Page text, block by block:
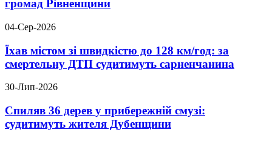
громад Рівненщини
04-Сер-2026
Їхав містом зі швидкістю до 128 км/год: за
смертельну ДТП судитимуть сарненчанина
30-Лип-2026
Спиляв 36 дерев у прибережній смузі:
судитимуть жителя Дубенщини